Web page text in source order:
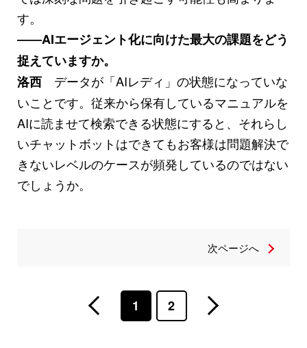
す。
――AIエージェント化に向けた最大の課題をどう
捉えていますか。
洛西 データが「AIレディ」の状態になっていな
いことです。従来から保有しているマニュアルを
AIに読ませて検索できる状態にすると、それらし
いチャットボットはできてもお客様は問題解決で
きないレベルのケースが頻発しているのではない
でしょうか。
次ページへ
1 2